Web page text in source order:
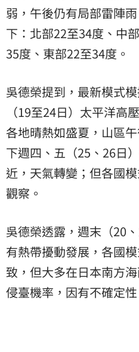
弱，午後仍有局部雷陣
下：北部22至34度、中
35度、東部22至34度。
吳德榮提到，最新模式
（19至24日）太平洋高
各地晴熱如盛夏，山區
下週四、五（25、26日）
近，天氣轉變；但各國
觀察。
吳德榮透露，週末（20
有熱帶擾動發展，各國
致，但大多在日本南方
侵臺機率，因有不確定